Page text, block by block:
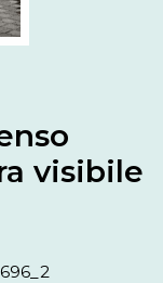
visibile